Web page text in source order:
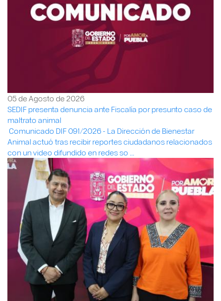
05 de Agosto de 2026
SEDIF presenta denuncia ante Fiscalía por presunto caso de
maltrato animal
Comunicado DIF 091/2026 - La Dirección de Bienestar
Animal actuó tras recibir reportes ciudadanos relacionados
con un video difundido en redes so ...